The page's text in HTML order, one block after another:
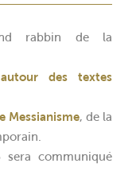
rabbin de la
des textes
Messianisme, de la
sera communiqué